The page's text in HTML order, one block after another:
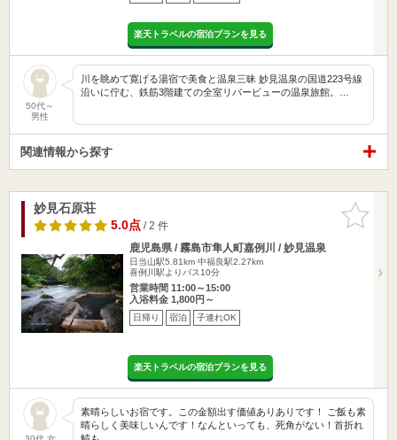
楽天トラベルの宿泊プランを見る
50代～
男性
川を眺めて寛げる湯宿で美食と温泉三昧 妙見温泉の国道223号線
沿いに佇む、鉄筋3階建ての全室リバービューの温泉旅館。…
関連情報から探す
お気に入
りに追加
妙見石原荘
5.0点/ 2 件
鹿児島県 / 霧島市隼人町嘉例川 / 妙見温泉
日当山駅5.81km 中福良駅2.27km
喜例川駅よりバス10分
営業時間 11:00～15:00
入浴料金 1,800円～
日帰り 宿泊 子連れOK
楽天トラベルの宿泊プランを見る
素晴らしいお宿です。この金額出す価値ありありです！ ご飯も素
晴らしく美味しいんです！なんといっても、死角がない！首折れ